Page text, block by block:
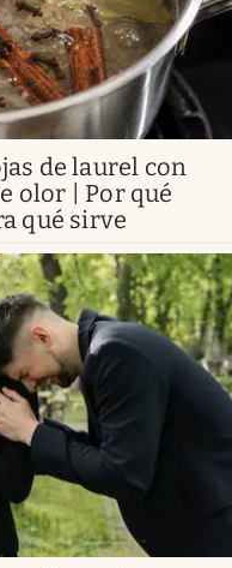
de laurel con
olor | Por qué
qué sirve